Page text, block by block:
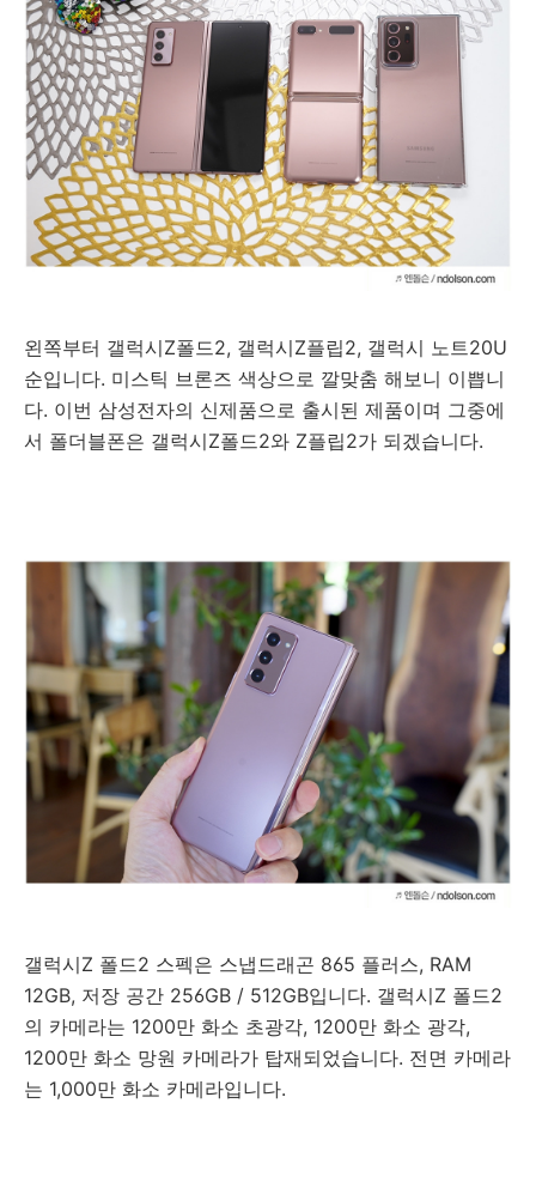
왼쪽부터 갤럭시Z폴드2, 갤럭시Z플립2, 갤럭시 노트20U
순입니다. 미스틱 브론즈 색상으로 깔맞춤 해보니 이쁩니
다. 이번 삼성전자의 신제품으로 출시된 제품이며 그중에
서 폴더블폰은 갤럭시Z폴드2와 Z플립2가 되겠습니다.
갤럭시Z 폴드2 스펙은 스냅드래곤 865 플러스, RAM
12GB, 저장 공간 256GB / 512GB입니다. 갤럭시Z 폴드2
의 카메라는 1200만 화소 초광각, 1200만 화소 광각,
1200만 화소 망원 카메라가 탑재되었습니다. 전면 카메라
는 1,000만 화소 카메라입니다.